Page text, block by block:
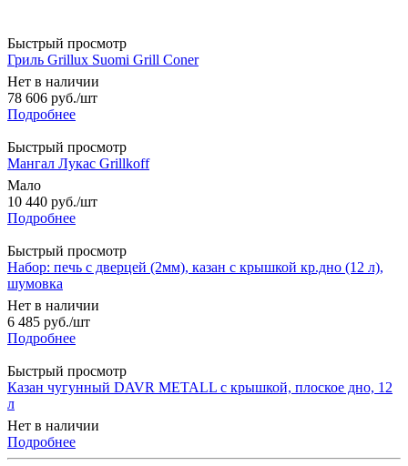
Быстрый просмотр
Гриль Grillux Suomi Grill Coner
Нет в наличии
78 606 руб./шт
Подробнее
Быстрый просмотр
Мангал Лукас Grillkoff
Мало
10 440 руб./шт
Подробнее
Быстрый просмотр
Набор: печь с дверцей (2мм), казан c крышкой кр.дно (12 л),
шумовка
Нет в наличии
6 485 руб./шт
Подробнее
Быстрый просмотр
Казан чугунный DAVR METALL с крышкой, плоское дно, 12
л
Нет в наличии
Подробнее